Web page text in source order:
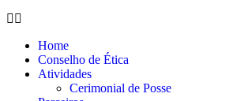
Home
Conselho de Ética
Atividades
Cerimonial de Posse